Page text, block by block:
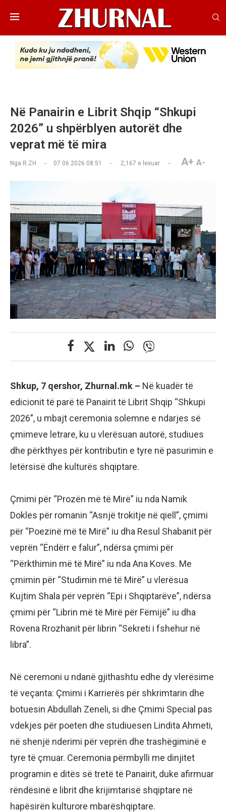
Në Panairin e Librit Shqip “Shkupi
2026” u shpërblyen autorët dhe
veprat më të mira
Nga R.ZH 07.06.2026 08:51 2,167 e lexuar A+ A-
Shkup, 7 qershor, Zhurnal.mk – Në kuadër të
edicionit të parë të Panairit të Librit Shqip “Shkupi
2026”, u mbajt ceremonia solemne e ndarjes së
çmimeve letrare, ku u vlerësuan autorë, studiues
dhe përkthyes për kontributin e tyre në pasurimin e
letërsisë dhe kulturës shqiptare.
Çmimi për “Prozën më të Mirë” iu nda Namik
Dokles për romanin “Asnjë trokitje në qiell”, çmimi
për “Poezinë më të Mirë” iu dha Resul Shabanit për
veprën “Ëndërr e falur”, ndërsa çmimi për
“Përkthimin më të Mirë” iu nda Ana Koves. Me
çmimin për “Studimin më të Mirë” u vlerësua
Kujtim Shala për veprën “Epi i Shqiptarëve”, ndërsa
çmimi për “Librin më të Mirë për Fëmijë” iu dha
Rovena Rrozhanit për librin “Sekreti i fshehur në
libra”.
Në ceremoni u ndanë gjithashtu edhe dy vlerësime
të veçanta: Çmimi i Karrierës për shkrimtarin dhe
botuesin Abdullah Zeneli, si dhe Çmimi Special pas
vdekjes për poeten dhe studiuesen Lindita Ahmeti,
në shenjë nderimi për veprën dhe trashëgiminë e
tyre të çmuar. Ceremonia përmbylli me dinjitet
programin e ditës së tretë të Panairit, duke afirmuar
rëndësinë e librit dhe krijimtarisë shqiptare në
hapësirën kulturore mbarëshqiptare.